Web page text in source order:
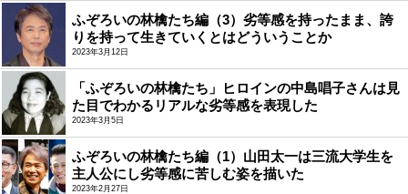
ふぞろいの林檎たち編（3）劣等感を持ったまま、誇
りを持って生きていくとはどういうことか
2023年3月12日
「ふぞろいの林檎たち」ヒロインの中島唱子さんは見
た目でわかるリアルな劣等感を表現した
2023年3月5日
ふぞろいの林檎たち編（1）山田太一は三流大学生を
主人公にし劣等感に苦しむ姿を描いた
2023年2月27日